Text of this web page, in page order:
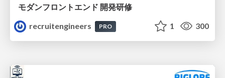
モダンフロントエンド 開発研修
recruitengineers
PRO 1 300